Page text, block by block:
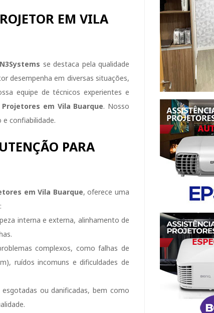
EM VILA
N3Systems se destaca pela qualidade
desempenha em diversas situações,
equipe de técnicos experientes e
em Vila Buarque. Nosso
confiabilidade.
PARA
em Vila Buarque, oferece uma
interna e externa, alinhamento de
complexos, como falhas de
ruídos incomuns e dificuldades de
ou danificadas, bem como